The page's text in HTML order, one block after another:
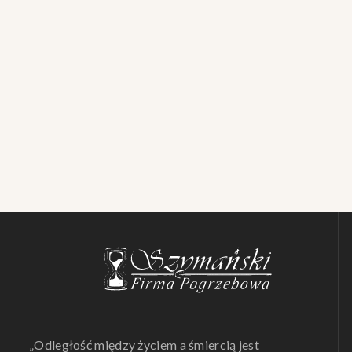
„Odległość między życiem a śmiercią jest